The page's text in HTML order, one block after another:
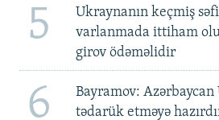
5
Ukraynanın keçmiş
varlanmada ittiham
girov ödəməlidir
6
Bayramov: Azərbaycan
tədarük etməyə